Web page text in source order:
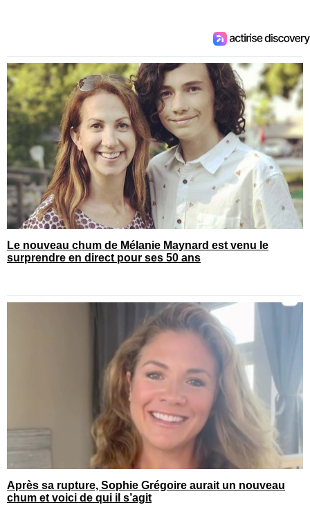
Le nouveau chum de Mélanie Maynard est venu le
surprendre en direct pour ses 50 ans
Après sa rupture, Sophie Grégoire aurait un nouveau
chum et voici de qui il s’agit